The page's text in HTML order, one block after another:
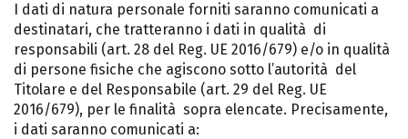
I dati di natura personale forniti saranno comunicati a
destinatari, che tratteranno i dati in qualità di
responsabili (art. 28 del Reg. UE 2016/679) e/o in qualità
di persone fisiche che agiscono sotto l’autorità del
Titolare e del Responsabile (art. 29 del Reg. UE
2016/679), per le finalità sopra elencate. Precisamente,
i dati saranno comunicati a: